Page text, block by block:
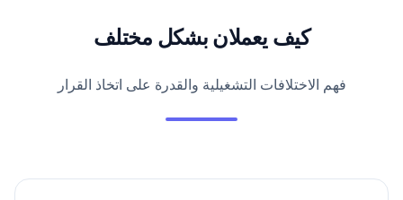
كيف يعملانبشكل مختلف
فهم الاختلافات التشغيلية والقدرة على اتخاذ القرار